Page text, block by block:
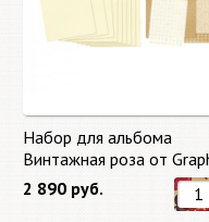
Набор для альбома
Винтажная роза от
2 890 руб.